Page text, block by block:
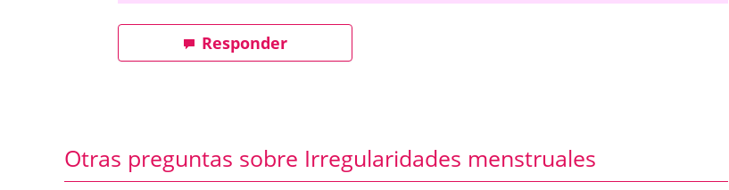
Responder
Otras preguntas sobre Irregularidades menstruales